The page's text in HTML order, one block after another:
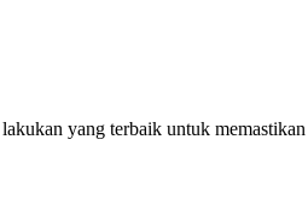
yang terbaik untuk